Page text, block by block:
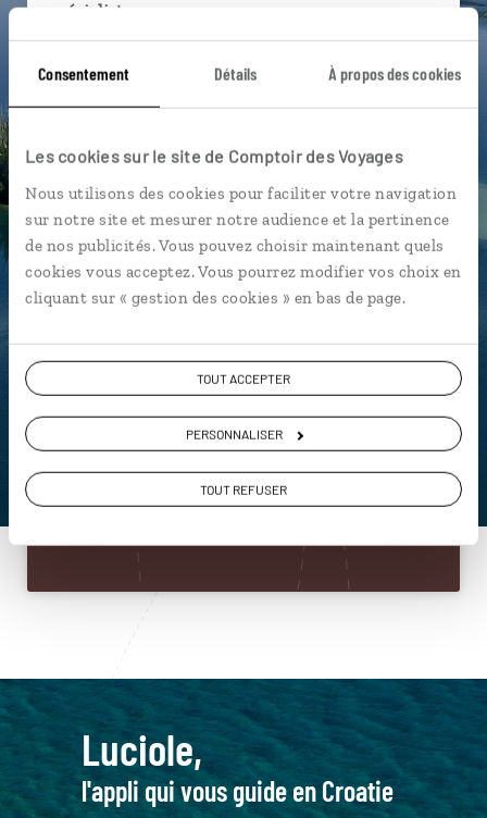
Consentement Détails À propos des cookies
Les cookies sur le site de Comptoir des Voyages
Nous utilisons des cookies pour faciliter votre navigation
sur notre site et mesurer notre audience et la pertinence
de nos publicités. Vous pouvez choisir maintenant quels
cookies vous acceptez. Vous pourrez modifier vos choix en
cliquant sur « gestion des cookies » en bas de page.
TOUT ACCEPTER
PERSONNALISER
TOUT REFUSER
spécialistes
près de vos envies et de la réalité du pays.
connectés en agence, mais aussi par email ou
Vous gardez le même interlocuteur avant,
pendant et après votre voyage.
Construisez votre voyage avec un spécialiste Croatie
01 86 95 65 60
Luciole,
l'appli qui vous guide en Croatie